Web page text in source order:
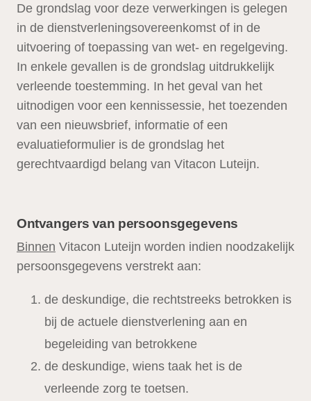
De grondslag voor deze verwerkingen is gelegen
in de dienstverleningsovereenkomst of in de
uitvoering of toepassing van wet- en regelgeving.
In enkele gevallen is de grondslag uitdrukkelijk
verleende toestemming. In het geval van het
uitnodigen voor een kennissessie, het toezenden
van een nieuwsbrief, informatie of een
evaluatieformulier is de grondslag het
gerechtvaardigd belang van Vitacon Luteijn.
Ontvangers van persoonsgegevens
Binnen Vitacon Luteijn worden indien noodzakelijk
persoonsgegevens verstrekt aan:
de deskundige, die rechtstreeks betrokken is
bij de actuele dienstverlening aan en
begeleiding van betrokkene
de deskundige, wiens taak het is de
verleende zorg te toetsen.